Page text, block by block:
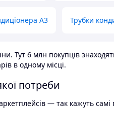
А3 Трубки
Тут 6 млн покупців
в одному місці.
потреби
— так кажуть